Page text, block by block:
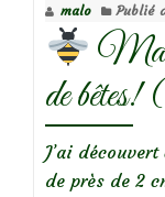
malo Publié
de
J’ai
de près de 2